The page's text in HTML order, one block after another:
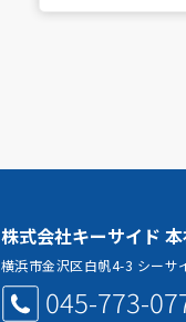
株式会社キーサイド
横浜市金沢区白帆4-3 シーサ
045-773-